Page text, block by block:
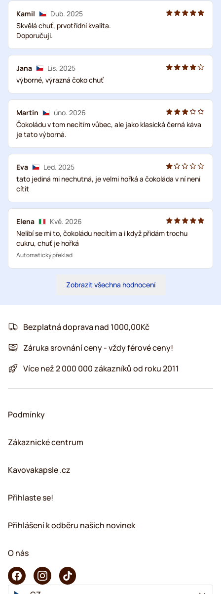
Kamil
Dub. 2025
Skvělá chuť, prvotřídní kvalita.
Doporučuji.
Jana
Lis. 2025
výborné, výrazná čoko chuť
Martin
úno. 2026
Čokoládu v tom necítím vůbec, ale jako klasická černá káva
je tato výborná.
Eva
Led. 2025
tato jediná mi nechutná, je velmi hořká a čokoláda v ní není
cítit
Elena
Kvě. 2026
Nelíbí se mi to, čokoládu necítím a i když přidám trochu
cukru, chuť je hořká
Automatický překlad
Zobrazit všechna hodnocení
Bezplatná doprava nad 1000,00Kč
Záruka srovnání ceny - vždy férové ceny!
Více než 2 000 000 zákazníků od roku 2011
Podmínky
Zákaznické centrum
Kavovakapsle .cz
Přihlaste se!
Přihlášení k odběru našich novinek
O nás